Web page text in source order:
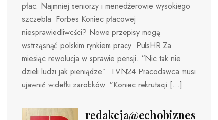
płac. Najmniej seniorzy i menedżerowie wysokiego
szczebla Forbes Koniec płacowej
niesprawiedliwości? Nowe przepisy mogą
wstrząsnąć polskim rynkiem pracy PulsHR Za
miesiąc rewolucja w sprawie pensji. “Nic tak nie
dzieli ludzi jak pieniądze” TVN24 Pracodawca musi
ujawnić widełki zarobków. “Koniec rekrutacji […]
redakcja@echobiznesu.pl